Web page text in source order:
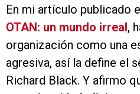
En mi artículo publicado
OTAN: un mundo irreal,
organización como una
agresiva, así la define el
Richard Black. Y afirmo